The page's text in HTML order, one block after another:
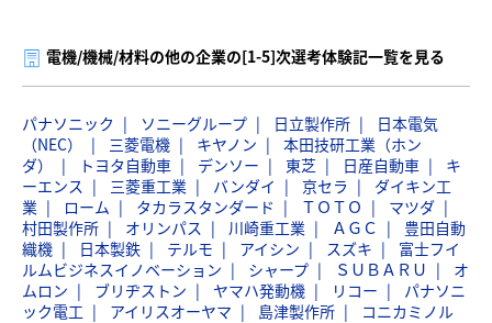
電機/機械/材料の他の企業の[1-5]次選考体験記一覧を見る
パナソニック ソニーグループ 日立製作所
日本電気
（NEC）
三菱電機 キヤノン
本田技研工業（ホン
ダ）
トヨタ自動車 デンソー 東芝 日産自動車
キ
ーエンス
三菱重工業 バンダイ 京セラ
ダイキン工
業
ローム タカラスタンダード ＴＯＴＯ
マツダ
村田製作所
オリンパス 川崎重工業 ＡＧＣ
豊田自動
織機
日本製鉄 テルモ アイシン スズキ
富士フイ
ルムビジネスイノベーション
シャープ ＳＵＢＡＲＵ
オ
ムロン
ブリヂストン ヤマハ発動機 リコー
パナソニ
ック電工
アイリスオーヤマ 島津製作所
コニカミノル